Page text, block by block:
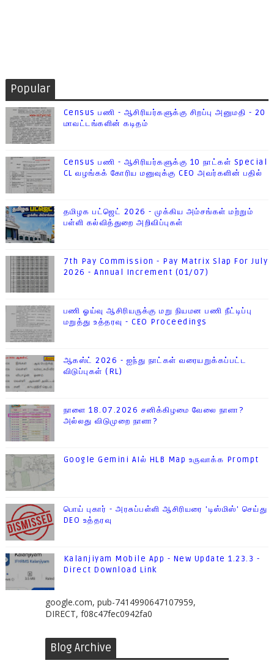
Popular
Census பணி - ஆசிரியர்களுக்கு சிறப்பு அனுமதி - 20
மாவட்டங்களின் கடிதம்
Census பணி - ஆசிரியர்களுக்கு 10 நாட்கள் Special
CL வழங்கக் கோரிய மனுவுக்கு CEO அவர்களின் பதில்
தமிழக பட்ஜெட் 2026 - முக்கிய அம்சங்கள் மற்றும்
பள்ளி கல்வித்துறை அறிவிப்புகள்
7th Pay Commission - Pay Matrix Slap For July
2026 - Annual Increment (01/07)
பணி ஓய்வு ஆசிரியருக்கு மறு நியமன பணி நீட்டிப்பு
மறுத்து உத்தரவு - CEO Proceedings
ஆகஸ்ட் 2026 - ஐந்து நாட்கள் வரையறுக்கப்பட்ட
விடுப்புகள் (RL)
நாளை 18.07.2026 சனிக்கிழமை வேலை நாளா?
அல்லது விடுமுறை நாளா?
Google Gemini AIல் HLB Map உருவாக்க Prompt
பொய் புகார் - அரசுப்பள்ளி ஆசிரியரை 'டிஸ்மிஸ்' செய்து
DEO உத்தரவு
Kalanjiyam Mobile App - New Update 1.23.3 -
Direct Download Link
google.com, pub-7414990647107959,
DIRECT, f08c47fec0942fa0
Blog Archive